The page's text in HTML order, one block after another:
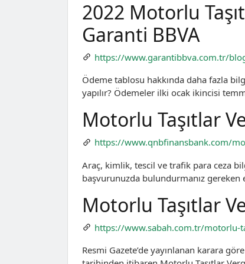
2022 Motorlu
Garanti BBVA
https://www.garantibbva.com.tr/
Ödeme tablosu hakkında daha fazla
yapılır? Ödemeler ilki ocak ikincisi
Motorlu Taşıtlar
https://www.qnbfinansbank.com/
Araç, kimlik, tescil ve trafik para ceza
başvurunuzda bulundurmanız gereken
Motorlu Taşıtlar
https://www.sabah.com.tr/motorlu-
Resmi Gazete’de yayınlanan karara